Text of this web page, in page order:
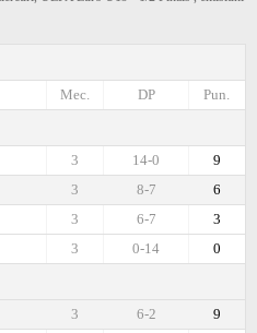
Pun.
DP
Mec.
9
14-0
3
6
8-7
3
3
6-7
3
0
0-14
3
9
6-2
3